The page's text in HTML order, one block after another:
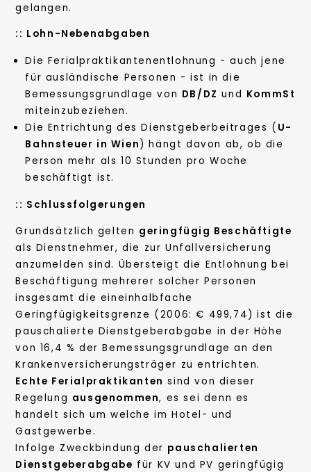
gelangen.
:: Lohn-Nebenabgaben
Die Ferialpraktikantenentlohnung - auch jene
für ausländische Personen - ist in die
Bemessungsgrundlage von DB/DZ und KommSt
miteinzubeziehen.
Die Entrichtung des Dienstgeberbeitrages ( U-
Bahnsteuer in Wien ) hängt davon ab, ob die
Person mehr als 10 Stunden pro Woche
beschäftigt ist.
:: Schlussfolgerungen
Grundsätzlich gelten geringfügig Beschäftigte
als Dienstnehmer, die zur Unfallversicherung
anzumelden sind. Übersteigt die Entlohnung bei
Beschäftigung mehrerer solcher Personen
insgesamt die eineinhalbfache
Geringfügigkeitsgrenze (2006: € 499,74) ist die
pauschalierte Dienstgeberabgabe in der Höhe
von 16,4 % der Bemessungsgrundlage an den
Krankenversicherungsträger zu entrichten.
Echte Ferialpraktikanten sind von dieser
Regelung ausgenommen, es sei denn es
handelt sich um welche im Hotel- und
Gastgewerbe.
Infolge Zweckbindung der pauschalierten
Dienstgeberabgabe für KV und PV geringfügig